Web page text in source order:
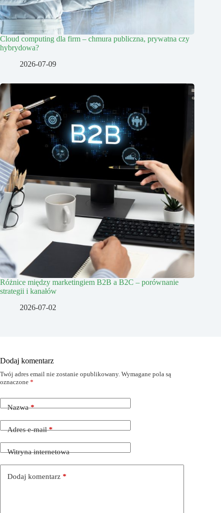
Cloud computing dla firm – chmura publiczna, prywatna czy
hybrydowa?
2026-07-09
Różnice między marketingiem B2B a B2C – porównanie
strategii i kanałów
2026-07-02
Dodaj komentarz
Twój adres email nie zostanie opublikowany. Wymagane pola są
oznaczone *
Nazwa*
Adres e-mail*
Witryna internetowa
Dodaj komentarz *